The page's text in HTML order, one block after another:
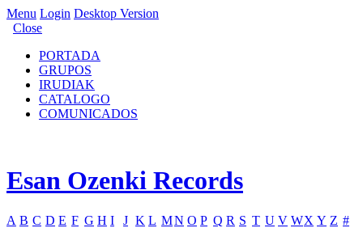
Menu Login Desktop Version
Close
PORTADA
GRUPOS
IRUDIAK
CATALOGO
COMUNICADOS
Esan Ozenki Records
A B C D E F G H I J K L MN O P Q R S T U V WX Y Z #